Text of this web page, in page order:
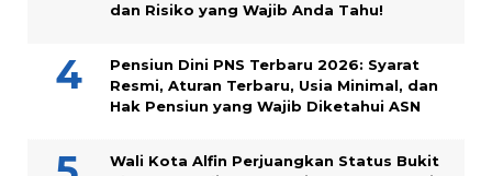
dan Risiko yang Wajib Anda Tahu!
Pensiun Dini PNS Terbaru 2026: Syarat
Resmi, Aturan Terbaru, Usia Minimal, dan
Hak Pensiun yang Wajib Diketahui ASN
Wali Kota Alfin Perjuangkan Status Bukit